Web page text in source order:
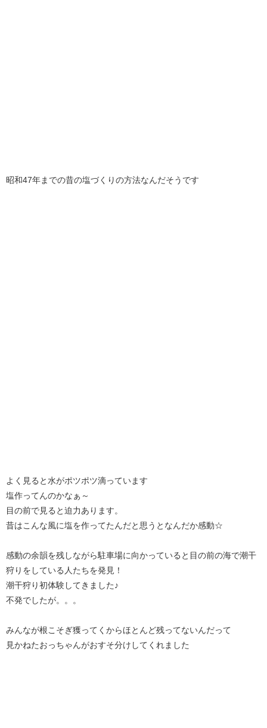
昭和47年までの昔の塩づくりの方法なんだそうです
よく見ると水がポツポツ滴っています
塩作ってんのかなぁ～
目の前で見ると迫力あります。
昔はこんな風に塩を作ってたんだと思うとなんだか感動☆
感動の余韻を残しながら駐車場に向かっていると目の前の海で潮干
狩りをしている人たちを発見！
潮干狩り初体験してきました♪
不発でしたが。。。
みんなが根こそぎ獲ってくからほとんど残ってないんだって
見かねたおっちゃんがおすそ分けしてくれました